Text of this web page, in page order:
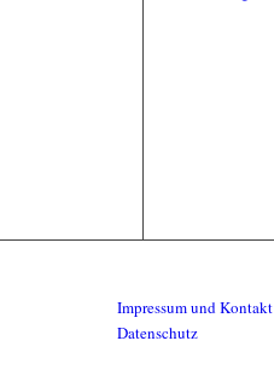
Impressum und Kontakt
Datenschutz